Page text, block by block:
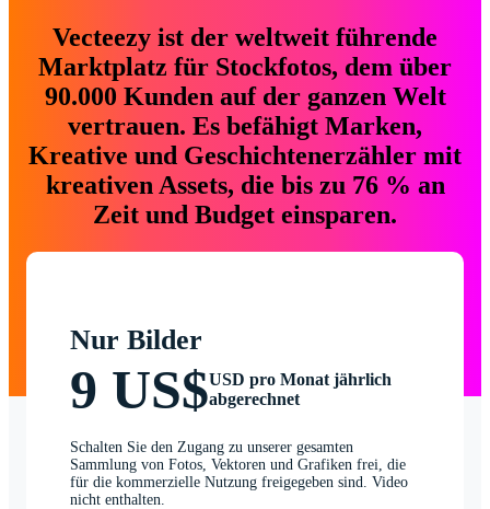
Vecteezy ist der weltweit führende
Marktplatz für Stockfotos, dem über
90.000 Kunden auf der ganzen Welt
vertrauen. Es befähigt Marken,
Kreative und Geschichtenerzähler mit
kreativen Assets, die bis zu 76 % an
Zeit und Budget einsparen.
Nur Bilder
9 US$USD pro Monat jährlich
abgerechnet
Schalten Sie den Zugang zu unserer gesamten
Sammlung von Fotos, Vektoren und Grafiken frei, die
für die kommerzielle Nutzung freigegeben sind. Video
nicht enthalten.